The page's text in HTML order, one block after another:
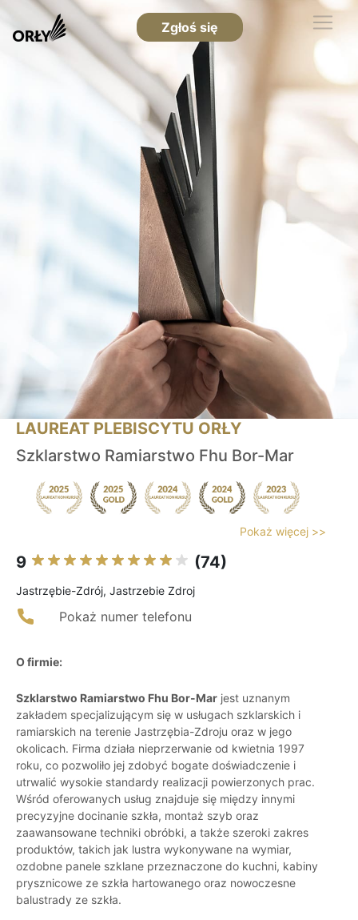
Zgłoś się
LAUREAT PLEBISCYTU ORŁY
Szklarstwo Ramiarstwo Fhu Bor-Mar
Pokaż więcej >>
9 (74)
Jastrzębie-Zdrój, Jastrzebie Zdroj
Pokaż numer telefonu
O firmie:
Szklarstwo Ramiarstwo Fhu Bor-Mar jest uznanym
zakładem specjalizującym się w usługach szklarskich i
ramiarskich na terenie Jastrzębia-Zdroju oraz w jego
okolicach. Firma działa nieprzerwanie od kwietnia 1997
roku, co pozwoliło jej zdobyć bogate doświadczenie i
utrwalić wysokie standardy realizacji powierzonych prac.
Wśród oferowanych usług znajduje się między innymi
precyzyjne docinanie szkła, montaż szyb oraz
zaawansowane techniki obróbki, a także szeroki zakres
produktów, takich jak lustra wykonywane na wymiar,
ozdobne panele szklane przeznaczone do kuchni, kabiny
prysznicowe ze szkła hartowanego oraz nowoczesne
balustrady ze szkła.